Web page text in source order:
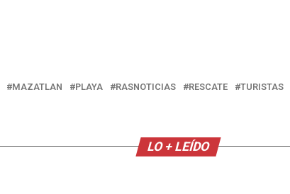
MAZATLAN PLAYA RASNOTICIAS RESCATE TURISTAS
LO + LEÍDO